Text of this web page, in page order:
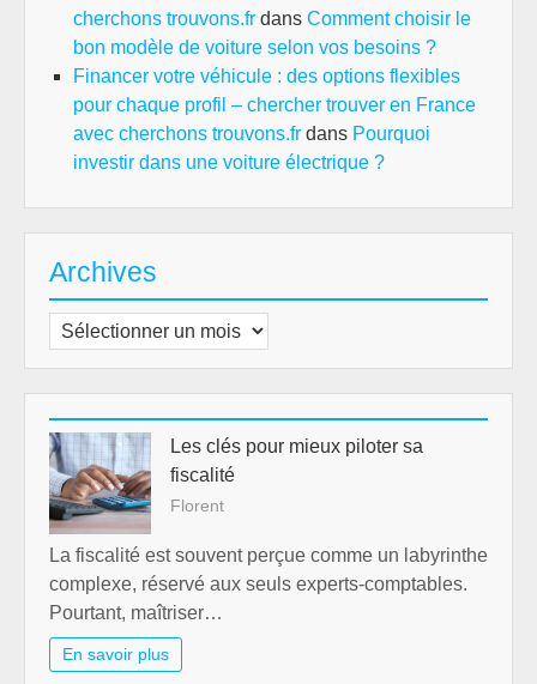
cherchons trouvons.fr dans Comment choisir le
bon modèle de voiture selon vos besoins ?
Financer votre véhicule : des options flexibles
pour chaque profil – chercher trouver en France
avec cherchons trouvons.fr dans Pourquoi
investir dans une voiture électrique ?
Archives
Archives
Les clés pour mieux piloter sa
fiscalité
Florent
La fiscalité est souvent perçue comme un labyrinthe
complexe, réservé aux seuls experts-comptables.
Pourtant, maîtriser…
En savoir plus